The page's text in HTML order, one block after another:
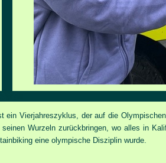
Vierjahreszyklus, der auf die
Wurzeln zurückbringen, wo alles in
eine olympische Disziplin wurde.